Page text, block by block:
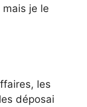
je le
les
déposai